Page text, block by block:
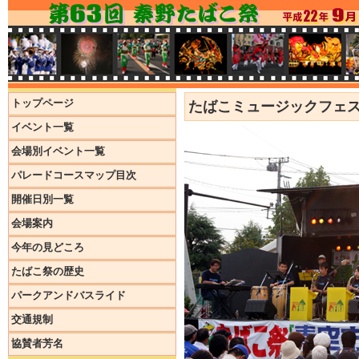
トップページ
イベント一覧
会場別イベント一覧
パレードコースマップ目次
開催日別一覧
会場案内
今年の見どころ
たばこ祭の歴史
パークアンドバスライド
交通規制
協賛者芳名
たばこミュージックフェ